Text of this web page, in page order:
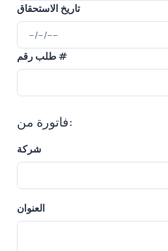
تاريخ الاستحقاق
طلب رقم #
فاتورة من:
شركة
العنوان